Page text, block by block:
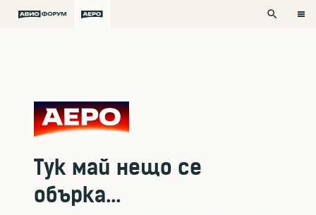
search
Тук май нещо се
обърка...